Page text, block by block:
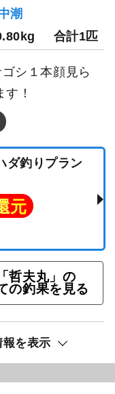
潮
合計1匹
シ１本顔見ら
！
釣りプラン
元
「哲夫丸」の
の釣果を見る
を表示